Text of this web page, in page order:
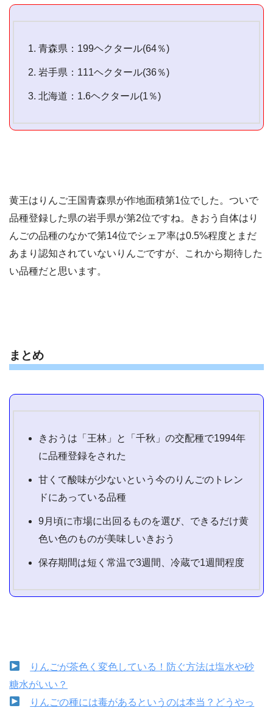
青森県：199ヘクタール(64％)
岩手県：111ヘクタール(36％)
北海道：1.6ヘクタール(1％)
黄王はりんご王国青森県が作地面積第1位でした。ついで
品種登録した県の岩手県が第2位ですね。きおう自体はり
んごの品種のなかで第14位でシェア率は0.5%程度とまだ
あまり認知されていないりんごですが、これから期待した
い品種だと思います。
まとめ
きおうは「王林」と「千秋」の交配種で1994年
に品種登録をされた
甘くて酸味が少ないという今のりんごのトレン
ドにあっている品種
9月頃に市場に出回るものを選び、できるだけ黄
色い色のものが美味しいきおう
保存期間は短く常温で3週間、冷蔵で1週間程度
りんごが茶色く変色している！防ぐ方法は塩水や砂
糖水がいい？
りんごの種には毒があるというのは本当？どうやっ